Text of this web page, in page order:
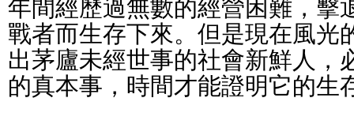
戰者而生存下來。但是現在風光
出茅廬未經世事的社會新鮮人，
的真本事，時間才能證明它的生